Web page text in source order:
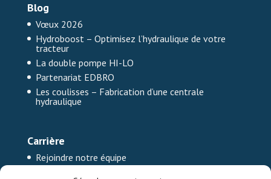
Blog
Vœux 2026
Hydroboost – Optimisez l’hydraulique de votre
tracteur
La double pompe HI-LO
Partenariat EDBRO
Les coulisses – Fabrication d’une centrale
hydraulique
Carrière
Rejoindre notre équipe